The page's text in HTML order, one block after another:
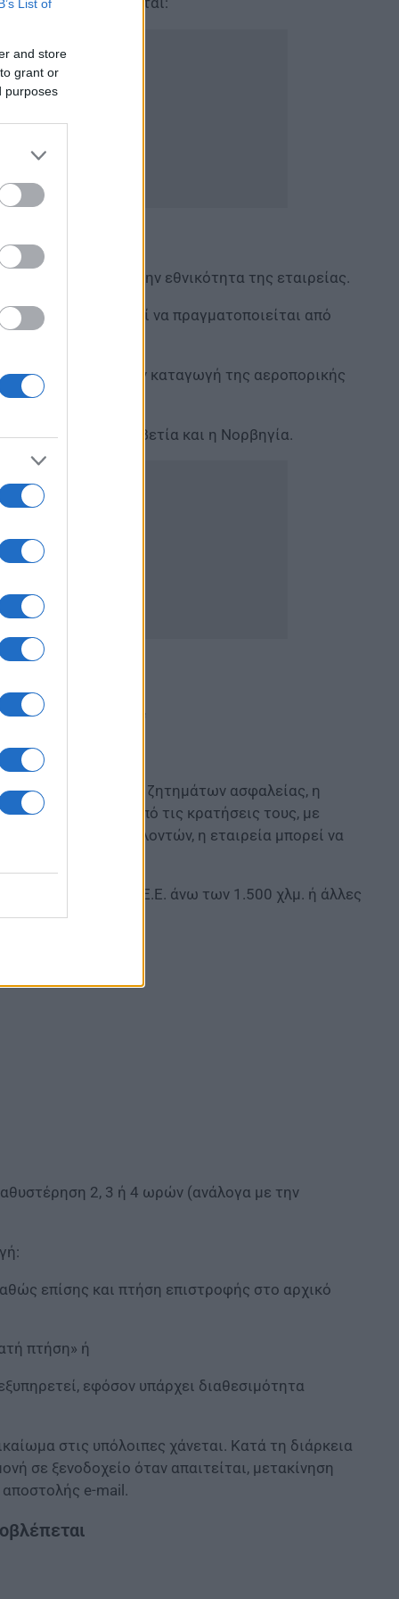
List of
and store
grant or
purposes
ανεξάρτητα από την εθνικότητα της εταιρείας.
μέλος, αρκεί να πραγματοποιείται από
από την καταγωγή της αεροπορικής
η Ισλανδία, η Ελβετία και η Νορβηγία.
δικαιούχοι, ποσά
κρατήσεων ή ζητημάτων ασφαλείας, η
να παραιτηθούν από τις κρατήσεις τους, με
αριθμός εθελοντών, η εταιρεία μπορεί να
πτήσεις εντός Ε.Ε. άνω των 1.500 χλμ. ή άλλες
2, 3 ή 4 ωρών (ανάλογα με την
επίσης και πτήση επιστροφής στο αρχικό
πτήση» ή
εφόσον υπάρχει διαθεσιμότητα
στις υπόλοιπες χάνεται. Κατά τη διάρκεια
σε ξενοδοχείο όταν απαιτείται, μετακίνηση
e-mail.